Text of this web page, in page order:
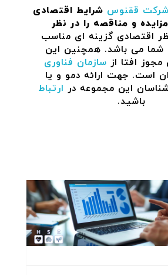
شرکت ققنوس شرایط اقتصادی
و مناقصه را در نظر
اقتصادی گزینه ای مناسب
شما می باشد. همچنین این
مجوز افتا از سازمان فناوری
است. جهت ارائه دمو و یا
این مجموعه در ارتباط
باشید.